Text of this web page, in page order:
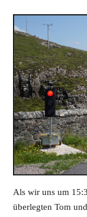
Als wir uns um
überlegten Tom